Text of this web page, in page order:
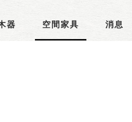
器 空間家具 消息